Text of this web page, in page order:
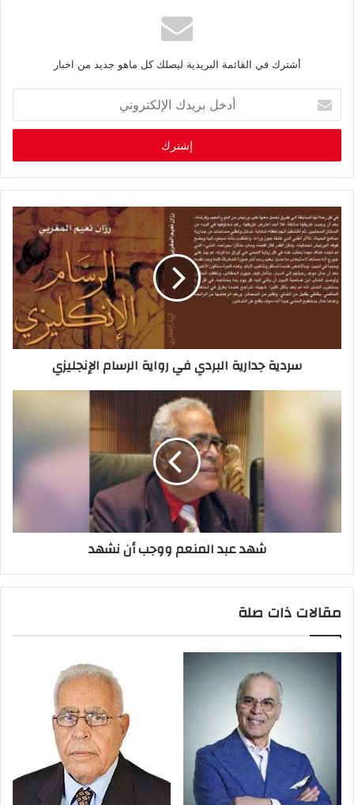
أشترك في القائمة البريدية ليصلك كل ماهو جديد من اخبار
خ
ب
ر
د
ك
ا
سردية جدارية البردي في رواية الرسام الإنجليزي
شهد عبد المنعم ووجب أن نشهد
مقالات ذات صلة